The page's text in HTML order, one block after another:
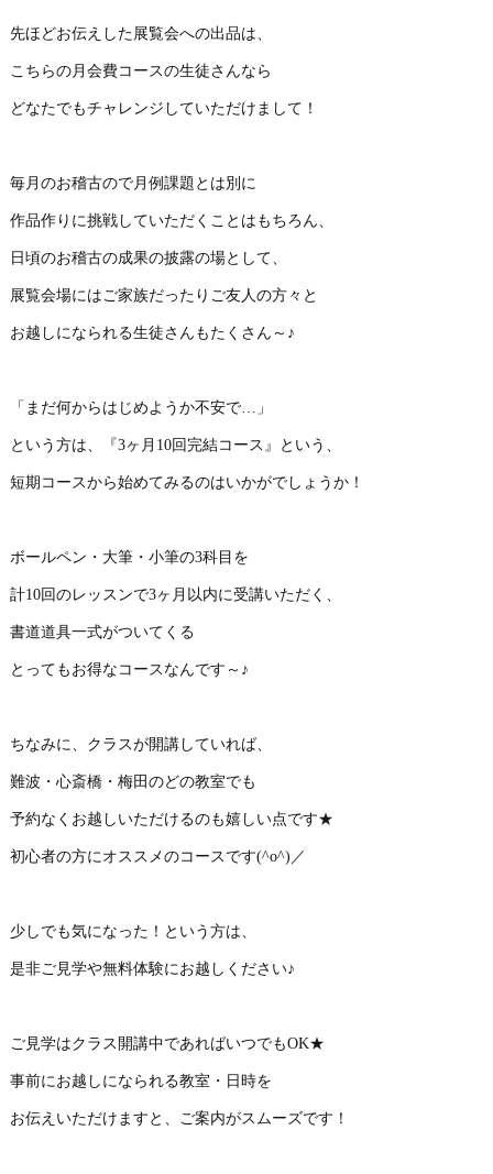
先ほどお伝えした展覧会への出品は、
こちらの月会費コースの生徒さんなら
どなたでもチャレンジしていただけまして！
毎月のお稽古ので月例課題とは別に
作品作りに挑戦していただくことはもちろん、
日頃のお稽古の成果の披露の場として、
展覧会場にはご家族だったりご友人の方々と
お越しになられる生徒さんもたくさん～♪
「まだ何からはじめようか不安で…」
という方は、『3ヶ月10回完結コース』という、
短期コースから始めてみるのはいかがでしょうか！
ボールペン・大筆・小筆の3科目を
計10回のレッスンで3ヶ月以内に受講いただく、
書道道具一式がついてくる
とってもお得なコースなんです～♪
ちなみに、クラスが開講していれば、
難波・心斎橋・梅田のどの教室でも
予約なくお越しいただけるのも嬉しい点です★
初心者の方にオススメのコースです(^o^)／
少しでも気になった！という方は、
是非ご見学や無料体験にお越しください♪
ご見学はクラス開講中であればいつでもOK★
事前にお越しになられる教室・日時を
お伝えいただけますと、ご案内がスムーズです！